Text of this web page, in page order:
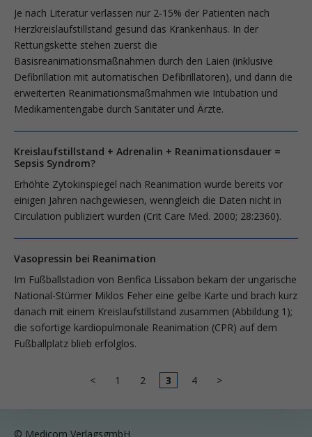
Je nach Literatur verlassen nur 2-15% der Patienten nach
Herzkreislaufstillstand gesund das Krankenhaus. In der
Rettungskette stehen zuerst die
Basisreanimationsmaßnahmen durch den Laien (inklusive
Defibrillation mit automatischen Defibrillatoren), und dann die
erweiterten Reanimationsmaßmahmen wie Intubation und
Medikamentengabe durch Sanitäter und Ärzte.
Kreislaufstillstand + Adrenalin + Reanimationsdauer =
Sepsis Syndrom?
Erhöhte Zytokinspiegel nach Reanimation wurde bereits vor
einigen Jahren nachgewiesen, wenngleich die Daten nicht in
Circulation publiziert wurden (Crit Care Med. 2000; 28:2360).
Vasopressin bei Reanimation
Im Fußballstadion von Benfica Lissabon bekam der ungarische
National-Stürmer Miklos Feher eine gelbe Karte und brach kurz
danach mit einem Kreislaufstillstand zusammen (Abbildung 1);
die sofortige kardiopulmonale Reanimation (CPR) auf dem
Fußballplatz blieb erfolglos.
< 1 2 3 4 >
© Medicom VerlagsgmbH